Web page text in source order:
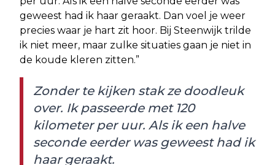
geweest had ik haar geraakt. Dan voel je weer
precies waar je hart zit hoor. Bij Steenwijk trilde
ik niet meer, maar zulke situaties gaan je niet in
de koude kleren zitten.”
Zonder te kijken stak ze doodleuk
over. Ik passeerde met 120
kilometer per uur. Als ik een halve
seconde eerder was geweest had ik
haar geraakt.